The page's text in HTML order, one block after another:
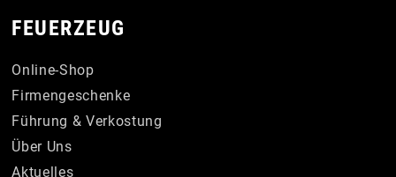
FEUERZEUG
Online-Shop
Firmengeschenke
Führung & Verkostung
Über Uns
Aktuelles